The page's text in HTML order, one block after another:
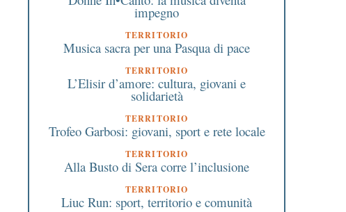
impegno
TERRITORIO
Musica sacra per una Pasqua di pace
TERRITORIO
L’Elisir d’amore: cultura, giovani e
solidarietà
TERRITORIO
Trofeo Garbosi: giovani, sport e rete locale
TERRITORIO
Alla Busto di Sera corre l’inclusione
TERRITORIO
Liuc Run: sport, territorio e comunità